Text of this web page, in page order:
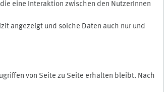
eine Interaktion zwischen den NutzerInnen
angezeigt und solche Daten auch nur und
von Seite zu Seite erhalten bleibt. Nach